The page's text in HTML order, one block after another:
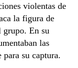
violentas de
la figura de
grupo. En su
las
su captura.